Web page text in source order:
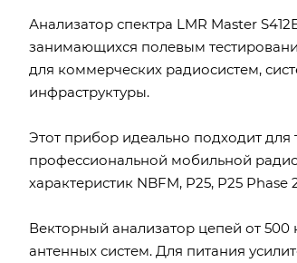
Анализатор спектра LMR Master
занимающихся полевым
для коммерческих радиосистем,
инфраструктуры.
Этот прибор идеально подходит
профессиональной мобильной
характеристик NBFM, P25, P25 Phase
Векторный анализатор цепей от
антенных систем. Для питания